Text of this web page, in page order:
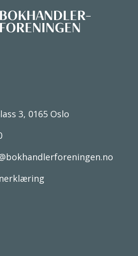
3, 0165 Oslo